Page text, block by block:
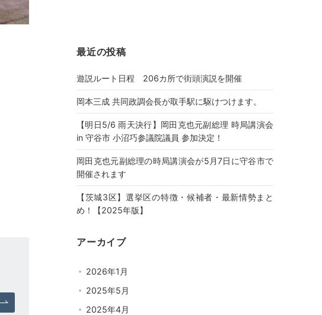
最近の投稿
遊説ルート日程 206カ所で街頭演説を開催
岡本三成 共同政調会長が取手駅に駆けつけます。
【明日5/6 雨天決行】岡田克也元副総理 時局講演会
in 守谷市 小沼巧参議院議員 参加決定！
岡田克也元副総理の時局講演会が5月7日に守谷市で
開催されます
【茨城3区】選挙区の特徴・候補者・最新情勢まと
め！【2025年版】
アーカイブ
2026年1月
2025年5月
2025年4月